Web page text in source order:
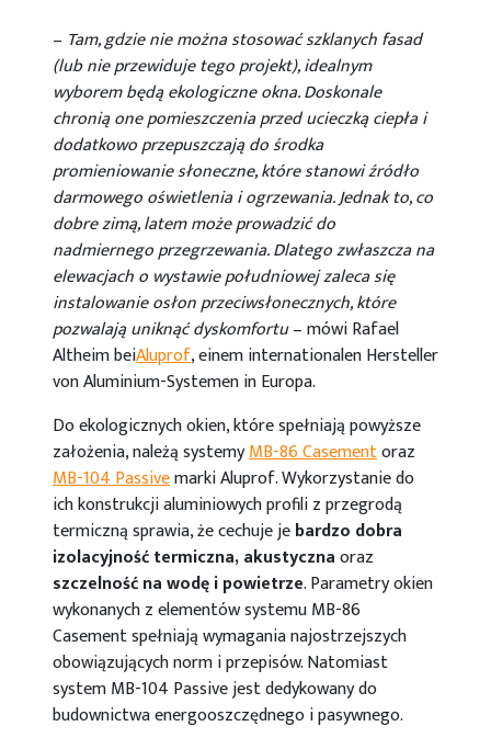
– Tam, gdzie nie można stosować szklanych fasad
(lub nie przewiduje tego projekt), idealnym
wyborem będą ekologiczne okna. Doskonale
chronią one pomieszczenia przed ucieczką ciepła i
dodatkowo przepuszczają do środka
promieniowanie słoneczne, które stanowi źródło
darmowego oświetlenia i ogrzewania. Jednak to, co
dobre zimą, latem może prowadzić do
nadmiernego przegrzewania. Dlatego zwłaszcza na
elewacjach o wystawie południowej zaleca się
instalowanie osłon przeciwsłonecznych, które
pozwalają uniknąć dyskomfortu– mówi Rafael
Altheim beiAluprof, einem internationalen Hersteller
von Aluminium-Systemen in Europa.
Do ekologicznych okien, które spełniają powyższe
założenia, należą systemyMB-86 Casementoraz
MB-104 Passivemarki Aluprof. Wykorzystanie do
ich konstrukcji aluminiowych profili z przegrodą
termiczną sprawia, że cechuje jebardzo dobra
izolacyjność termiczna, akustycznaoraz
szczelność na wodę i powietrze. Parametry okien
wykonanych z elementów systemu MB-86
Casement spełniają wymagania najostrzejszych
obowiązujących norm i przepisów. Natomiast
system MB-104 Passive jest dedykowany do
budownictwa energooszczędnego i pasywnego.